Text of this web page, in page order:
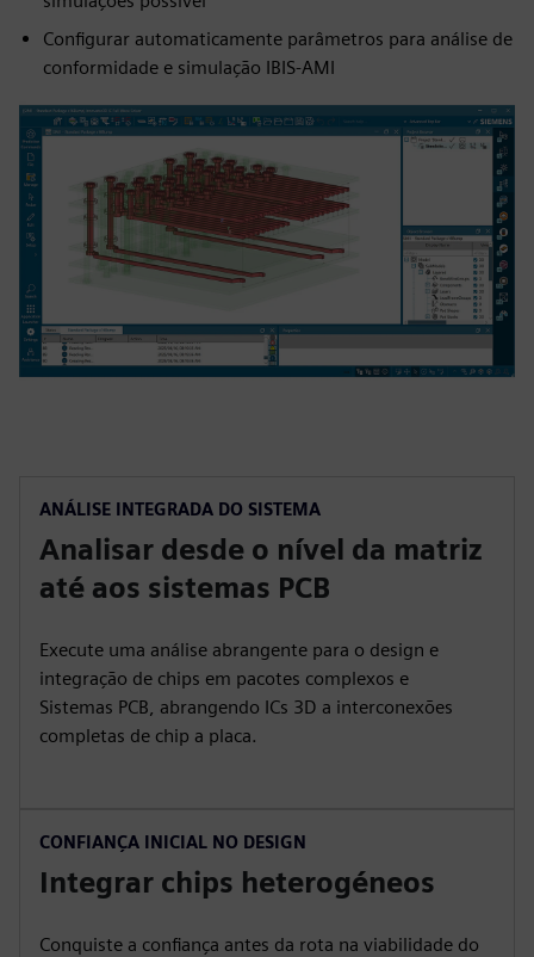
Configurar automaticamente parâmetros para análise de
conformidade e simulação IBIS-AMI
ANÁLISE INTEGRADA DO SISTEMA
Analisar desde o nível da matriz
até aos sistemas PCB
Execute uma análise abrangente para o design e
integração de chips em pacotes complexos e
Sistemas PCB, abrangendo ICs 3D a interconexões
completas de chip a placa.
CONFIANÇA INICIAL NO DESIGN
Integrar chips heterogéneos
Conquiste a confiança antes da rota na viabilidade do